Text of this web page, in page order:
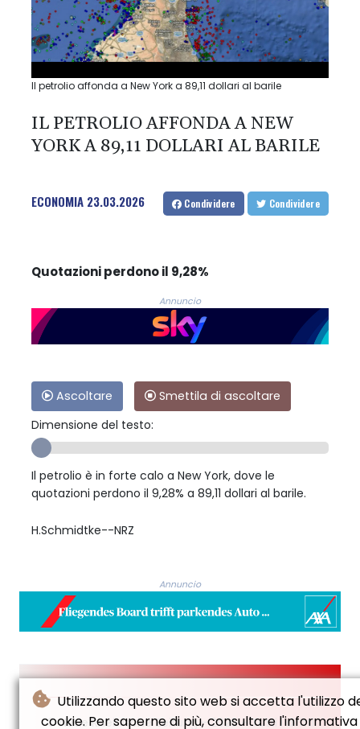
Utilizzando questo sito web si accetta l'utilizzo
cookie. Per saperne di più, consultare l'informativa
Il petrolio affonda a New York a 89,11 dollari al barile
IL PETROLIO AFFONDA A NEW
YORK A 89,11 DOLLARI AL BARILE
ECONOMIA 23.03.2026 Condividere Condividere
Quotazioni perdono il 9,28%
Annuncio
Ascoltare
Smettila di ascoltare
Dimensione del testo:
Il petrolio è in forte calo a New York, dove le
quotazioni perdono il 9,28% a 89,11 dollari al barile.
H.Schmidtke--NRZ
Annuncio
© Neue Rheinische Zeitung - 2026 - Tutti i diritti